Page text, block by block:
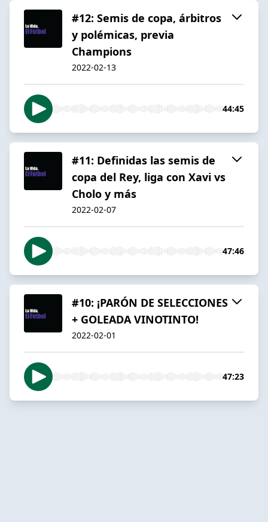
#12: Semis de copa, árbitros
y polémicas, previa
Champions
2022-02-13
44:45
#11: Definidas las semis de
copa del Rey, liga con Xavi vs
Cholo y más
2022-02-07
47:46
#10: ¡PARÓN DE SELECCIONES
+ GOLEADA VINOTINTO!
2022-02-01
47:23